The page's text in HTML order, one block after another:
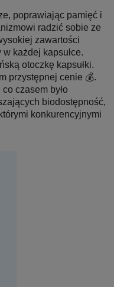
poprawiając pamięć i
radzić sobie ze
zawartości
każdej kapsułce.
otoczkę kapsułki.
przystępnej cenie 💰.
czasem było
biodostępność,
konkurencyjnymi